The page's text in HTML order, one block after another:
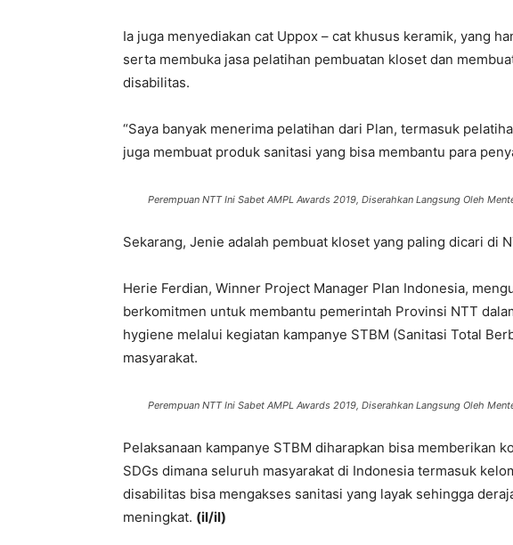
Ia juga menyediakan cat Uppox – cat khusus keramik, yang
serta membuka jasa pelatihan pembuatan kloset dan
disabilitas.
“Saya banyak menerima pelatihan dari Plan, termasuk
juga membuat produk sanitasi yang bisa membantu para
Perempuan NTT Ini Sabet AMPL Awards 2019, Diserahkan Langsung Oleh
Sekarang, Jenie adalah pembuat kloset yang paling dicari di
Herie Ferdian, Winner Project Manager Plan Indonesia,
berkomitmen untuk membantu pemerintah Provinsi NTT
hygiene melalui kegiatan kampanye STBM (Sanitasi Total
masyarakat.
Perempuan NTT Ini Sabet AMPL Awards 2019, Diserahkan Langsung Oleh
Pelaksanaan kampanye STBM diharapkan bisa memberikan
SDGs dimana seluruh masyarakat di Indonesia termasuk
disabilitas bisa mengakses sanitasi yang layak sehingga
meningkat. (il/il)